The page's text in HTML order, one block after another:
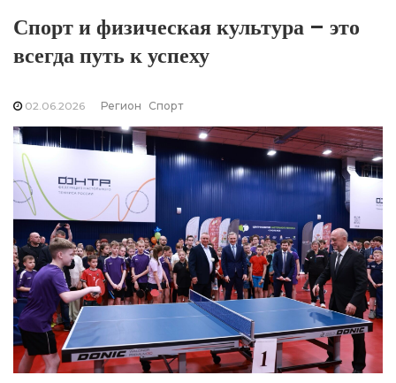
Спорт и физическая культура – это
всегда путь к успеху
02.06.2026 Регион Спорт